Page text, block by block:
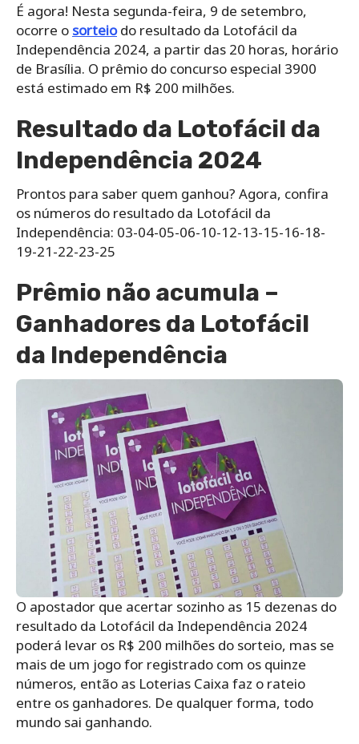
É agora! Nesta segunda-feira, 9 de setembro,
ocorre o sorteiodo resultado da Lotofácil da
Independência 2024, a partir das 20 horas, horário
de Brasília. O prêmio do concurso especial 3900
está estimado em R$ 200 milhões.
Resultado da Lotofácil da
Independência 2024
Prontos para saber quem ganhou? Agora, confira
os números do resultado da Lotofácil da
Independência: 03-04-05-06-10-12-13-15-16-18-
19-21-22-23-25
Prêmio não acumula –
Ganhadores da Lotofácil
da Independência
O apostador que acertar sozinho as 15 dezenas do
resultado da Lotofácil da Independência 2024
poderá levar os R$ 200 milhões do sorteio, mas se
mais de um jogo for registrado com os quinze
números, então as Loterias Caixa faz o rateio
entre os ganhadores. De qualquer forma, todo
mundo sai ganhando.